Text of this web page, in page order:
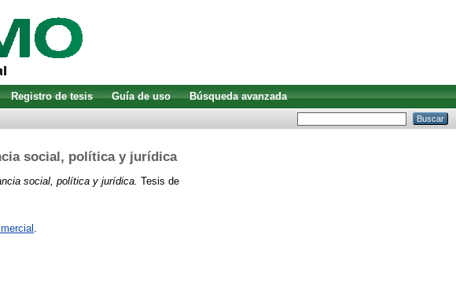
Registro de tesis Guía de uso
Búsqueda avanzada
social, política y jurídica
social, política y jurídica. Tesis de
.